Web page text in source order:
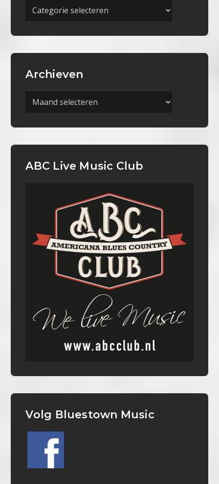
Meer
Archieven
Archieven
ABC Live Music Club
Volg Bluestown Music